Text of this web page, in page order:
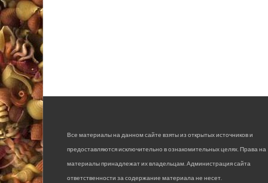
Все материалы на данном сайте взяты из открытых источников и
предоставляются исключительно в ознакомительных целях. Права на
материалы принадлежат их владельцам. Администрация сайта
ответственности за содержание материала не несет.